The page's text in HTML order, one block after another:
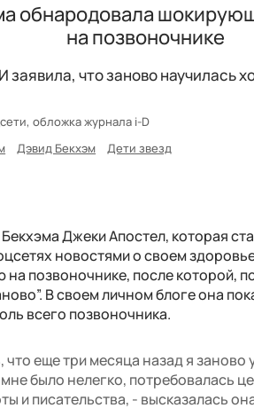
обнародовала
на позвоночнике
И заявила, что заново научилась
обложка журнала i-D
Дэвид Бекхэм Дети звезд
Джеки Апостел, которая
новостями о своем
позвоночнике, после которой,
В своем личном блоге она
всего позвоночника.
еще три месяца назад я заново
было нелегко, потребовалась
и писательства, - высказалась